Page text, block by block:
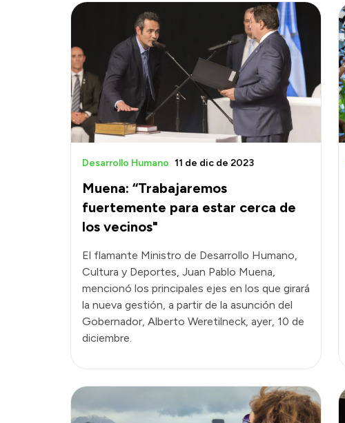
Muena: “Trabajaremos
fuertemente para estar cerca de
los vecinos"
Desarrollo Humano 11 de dic de 2023
El flamante Ministro de Desarrollo Humano,
Cultura y Deportes, Juan Pablo Muena,
mencionó los principales ejes en los que girará
la nueva gestión, a partir de la asunción del
Gobernador, Alberto Weretilneck, ayer, 10 de
diciembre.